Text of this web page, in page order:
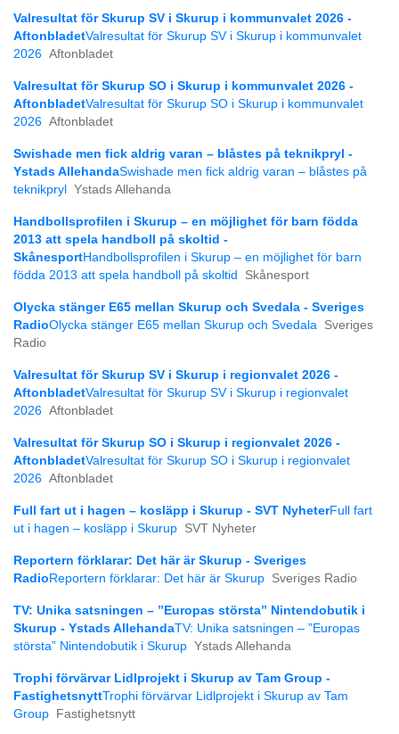
Valresultat för Skurup SV i Skurup i kommunvalet 2026 -
AftonbladetValresultat för Skurup SV i Skurup i kommunvalet
2026 Aftonbladet
Valresultat för Skurup SO i Skurup i kommunvalet 2026 -
AftonbladetValresultat för Skurup SO i Skurup i kommunvalet
2026 Aftonbladet
Swishade men fick aldrig varan – blåstes på teknikpryl -
Ystads AllehandaSwishade men fick aldrig varan – blåstes på
teknikpryl
Ystads Allehanda
Handbollsprofilen i Skurup – en möjlighet för barn födda
2013 att spela handboll på skoltid -
SkånesportHandbollsprofilen i Skurup – en möjlighet för barn
födda 2013 att spela handboll på skoltid
Skånesport
Olycka stänger E65 mellan Skurup och Svedala - Sveriges
RadioOlycka stänger E65 mellan Skurup och Svedala Sveriges
Radio
Valresultat för Skurup SV i Skurup i regionvalet 2026 -
AftonbladetValresultat för Skurup SV i Skurup i regionvalet
2026 Aftonbladet
Valresultat för Skurup SO i Skurup i regionvalet 2026 -
AftonbladetValresultat för Skurup SO i Skurup i regionvalet
2026 Aftonbladet
Full fart ut i hagen – kosläpp i Skurup - SVT NyheterFull fart
ut i hagen – kosläpp i Skurup SVT Nyheter
Reportern förklarar: Det här är Skurup - Sveriges
Radio Reportern förklarar: Det här är Skurup Sveriges Radio
TV: Unika satsningen – ”Europas största” Nintendobutik i
Skurup - Ystads AllehandaTV: Unika satsningen – ”Europas
största” Nintendobutik i Skurup Ystads Allehanda
Trophi förvärvar Lidlprojekt i Skurup av Tam Group -
FastighetsnyttTrophi förvärvar Lidlprojekt i Skurup av Tam
Group
Fastighetsnytt